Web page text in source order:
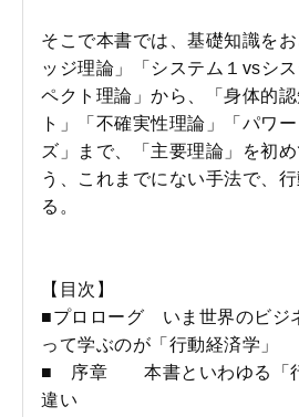
そこで本書では、基礎知識を
ッジ理論」「システム１vsシ
ペクト理論」から、「身体的
ト」「不確実性理論」「パワ
ズ」まで、「主要理論」を初
う、これまでにない手法で、
る。
【目次】
■プロローグ いま世界のビジ
って学ぶのが「行動経済学」
■ 序章 本書といわゆる「行
違い